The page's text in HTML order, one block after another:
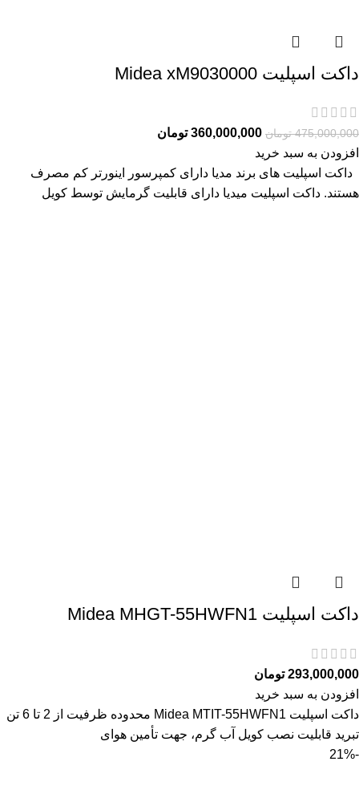
داکت اسپلیت Midea xM9030000
475,000,000 تومان 360,000,000 تومان
افزودن به سبد خرید
داکت اسپلیت های برند مدیا دارای کمپرسور اینورتر کم مصرف
هستند. داکت اسپلیت میدیا دارای قابلیت گرمایش توسط کویل
داکت اسپلیت Midea MHGT-55HWFN1
293,000,000 تومان
افزودن به سبد خرید
داکت اسپلیت Midea MTIT-55HWFN1 محدوده ظرفیت از 2 تا 6 تن
تبرید قابلیت نصب کویل آب گرم، جهت تأمین هوای
-21%